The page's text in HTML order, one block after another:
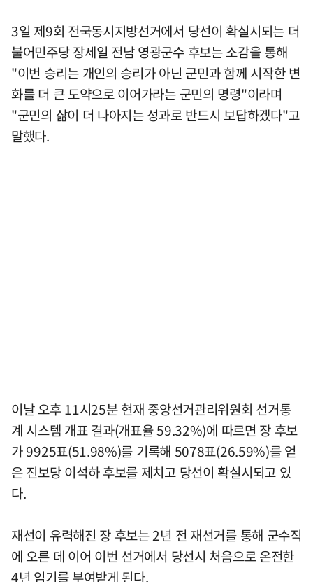
3일 제9회 전국동시지방선거에서 당선이 확실시되는 더
불어민주당 장세일 전남 영광군수 후보는 소감을 통해
"이번 승리는 개인의 승리가 아닌 군민과 함께 시작한 변
화를 더 큰 도약으로 이어가라는 군민의 명령"이라며
"군민의 삶이 더 나아지는 성과로 반드시 보답하겠다"고
말했다.
이날 오후 11시25분 현재 중앙선거관리위원회 선거통
계 시스템 개표 결과(개표율 59.32%)에 따르면 장 후보
가 9925표(51.98%)를 기록해 5078표(26.59%)를 얻
은 진보당 이석하 후보를 제치고 당선이 확실시되고 있
다.
재선이 유력해진 장 후보는 2년 전 재선거를 통해 군수직
에 오른 데 이어 이번 선거에서 당선시 처음으로 온전한
4년 임기를 부여받게 된다.